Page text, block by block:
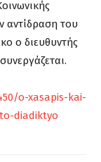
αντίδραση του
ο διευθυντής
o-xasapis-kai-
diadiktyo